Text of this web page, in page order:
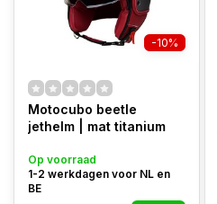
-10%
Motocubo beetle
jethelm | mat titanium
Op voorraad
1-2 werkdagen voor NL en
BE